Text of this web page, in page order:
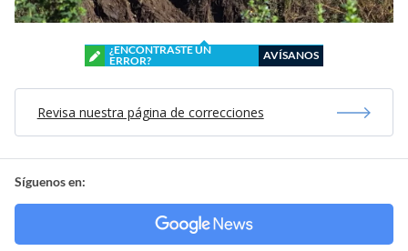
¿ENCONTRASTE UN
ERROR?
AVÍSANOS
Revisa nuestra página de correcciones
Síguenos en: